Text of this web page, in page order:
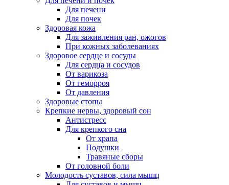
Для печени
Для почек
Здоровая кожа
Для заживления ран, ожогов
При кожных заболеваниях
Здоровое сердце и сосуды
Для сердца и сосудов
От варикоза
От геморроя
От давления
Здоровые стопы
Крепкие нервы, здоровый сон
Антистресс
Для крепкого сна
От храпа
Подушки
Травяные сборы
От головной боли
Молодость суставов, сила мышц